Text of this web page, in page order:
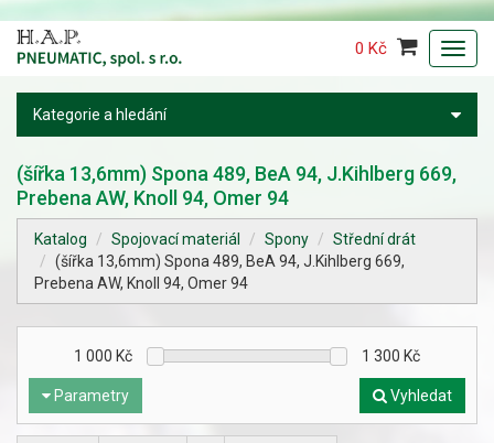
0 Kč
Kategorie a hledání
(šířka 13,6mm) Spona 489, BeA 94, J.Kihlberg 669,
Prebena AW, Knoll 94, Omer 94
Katalog Spojovací materiál Spony
Střední drát
(šířka 13,6mm) Spona 489, BeA 94, J.Kihlberg 669,
Prebena AW, Knoll 94, Omer 94
Parametry
1 000 Kč 1 300 Kč
Vyhledat